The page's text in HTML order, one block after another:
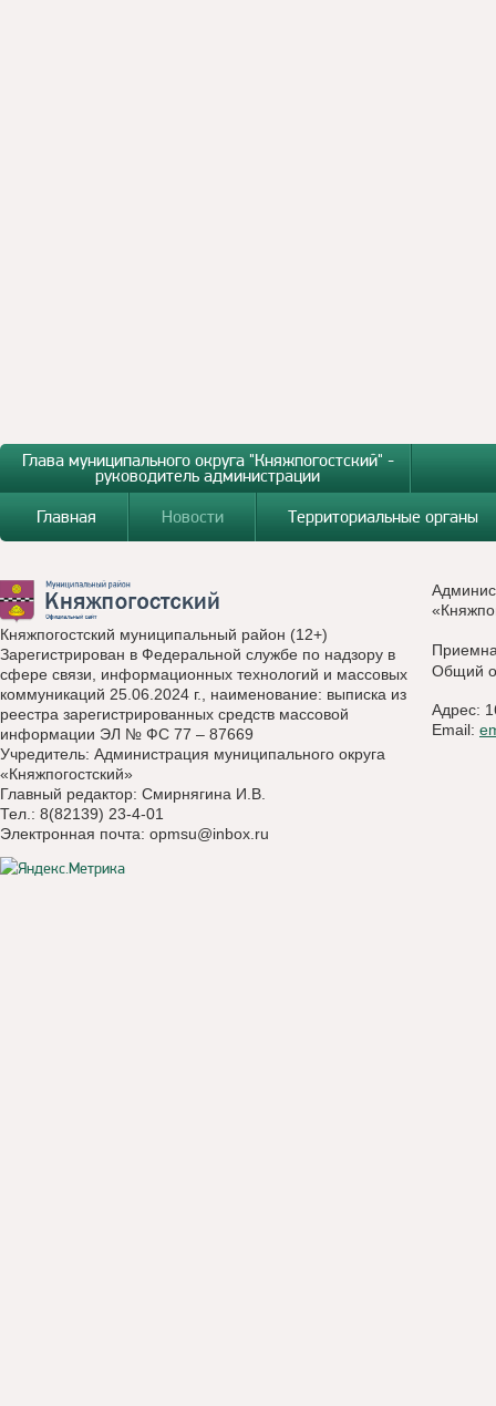
Глава муниципального округа "Княжпогостский" -
руководитель администрации
Главная
Новости Территориальные органы
Княжпогостский муниципальный район (12+)
Зарегистрирован в Федеральной службе по надзору в
сфере связи, информационных технологий и массовых
коммуникаций 25.06.2024 г., наименование: выписка из
реестра зарегистрированных средств массовой
информации ЭЛ № ФС 77 – 87669
Учредитель: Администрация муниципального округа
«Княжпогостский»
Главный редактор: Смирнягина И.В.
Тел.: 8(82139) 23-4-01
Электронная почта: opmsu@inbox.ru
Общий
Адрес:
Email: